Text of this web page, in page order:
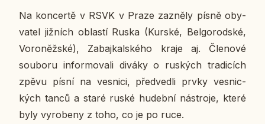
Na kon­cer­tě v RSVK v Praze za­zně­ly písně oby­
va­tel již­ních ob­las­tí Ruska (Kurské, Bel­go­rod­ské,
Vo­ro­něž­ské), Za­baj­kal­ské­ho kraje aj. Čle­no­vé
sou­bo­ru in­for­mo­va­li diváky o rus­kých tra­di­cích
zpěvu písní na ves­ni­ci, před­ved­li prvky ves­nic­
kých tanců a staré ruské hu­deb­ní ná­stro­je, které
byly vy­ro­be­ny z toho, co je po ruce.